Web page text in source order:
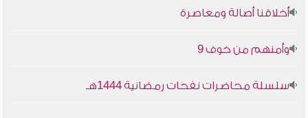
أخلاقنا أصالة ومعاصرة
وأمنهم من خوف 9
سلسلة محاضرات نفحات رمضانية 1444هـ